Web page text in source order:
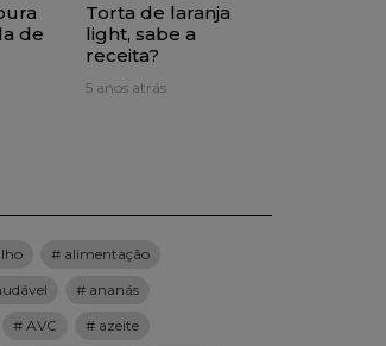
de
Torta de laranja
light, sabe a
receita?
5 anos atrás
alimentação
ananás
AVC
azeite